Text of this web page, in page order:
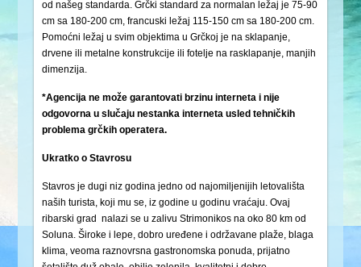
od našeg standarda. Grčki standard za normalan ležaj je 75-90
cm sa 180-200 cm, francuski ležaj 115-150 cm sa 180-200 cm.
Pomoćni ležaj u svim objektima u Grčkoj je na sklapanje,
drvene ili metalne konstrukcije ili fotelje na rasklapanje, manjih
dimenzija.
*Agencija ne može garantovati brzinu interneta i nije
odgovorna u slučaju nestanka interneta usled tehničkih
problema grčkih operatera.
Ukratko o Stavrosu
Stavros je dugi niz godina jedno od najomiljenijih letovališta
naših turista, koji mu se, iz godine u godinu vraćaju. Ovaj
ribarski grad nalazi se u zalivu Strimonikos na oko 80 km od
Soluna. Široke i lepe, dobro uređene i održavane plaže, blaga
klima, veoma raznovrsna gastronomska ponuda, prijatno